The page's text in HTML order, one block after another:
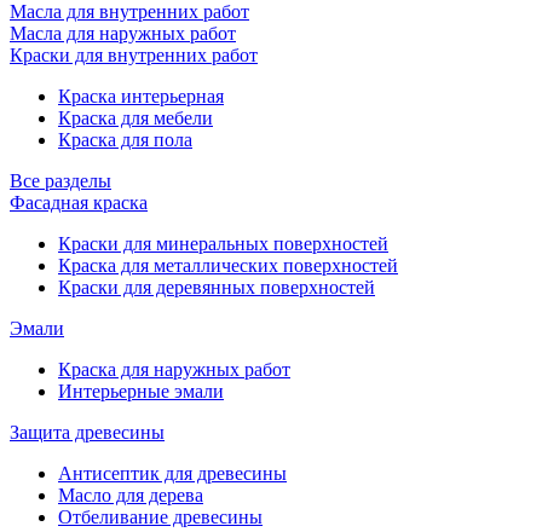
Масла для внутренних работ
Масла для наружных работ
Краски для внутренних работ
Краска интерьерная
Краска для мебели
Краска для пола
Все разделы
Фасадная краска
Краски для минеральных поверхностей
Краска для металлических поверхностей
Краски для деревянных поверхностей
Эмали
Краска для наружных работ
Интерьерные эмали
Защита древесины
Антисептик для древесины
Масло для дерева
Отбеливание древесины